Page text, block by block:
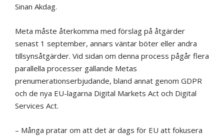
Sinan Akdag.
Meta måste återkomma med förslag på åtgärder
senast 1 september, annars väntar böter eller andra
tillsynsåtgärder. Vid sidan om denna process pågår flera
parallella processer gällande Metas
prenumerationserbjudande, bland annat genom GDPR
och de nya EU-lagarna Digital Markets Act och Digital
Services Act.
– Många pratar om att det är dags för EU att fokusera